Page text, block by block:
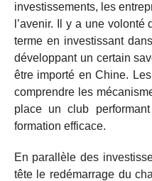
investissements, les
l’avenir. Il y a une
terme en investissant
développant un certain
être importé en Chine.
comprendre les
place un club
formation efficace.
En parallèle des
tête le redémarrage du